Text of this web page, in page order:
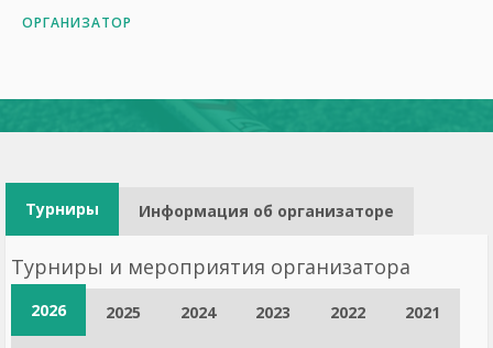
ОРГАНИЗАТОР
Турниры Информация об организаторе
Турниры и мероприятия организатора
2026 2025 2024 2023 2022 2021